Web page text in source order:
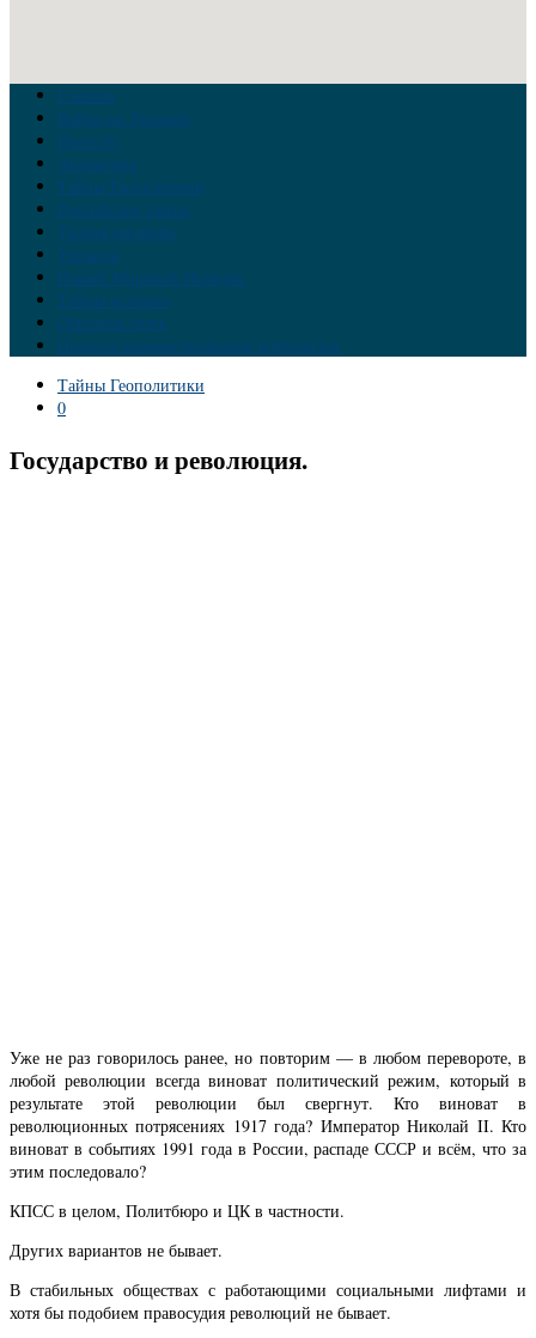
Главная
Война на Украине
Новости
Аналитика
Тайны Геополитики
Российские элиты
Теория заговора
Украина
Новый Мировой Порядок
Тайны истории
Обратная связь
Правила комментирования материалов
Тайны Геополитики
0
Государство и революция.
Уже не раз говорилось ранее, но повторим — в любом перевороте, в
любой революции всегда виноват политический режим, который в
результате этой революции был свергнут. Кто виноват в
революционных потрясениях 1917 года? Император Николай II. Кто
виноват в событиях 1991 года в России, распаде СССР и всём, что за
этим последовало?
КПСС в целом, Политбюро и ЦК в частности.
Других вариантов не бывает.
В стабильных обществах с работающими социальными лифтами и
хотя бы подобием правосудия революций не бывает.